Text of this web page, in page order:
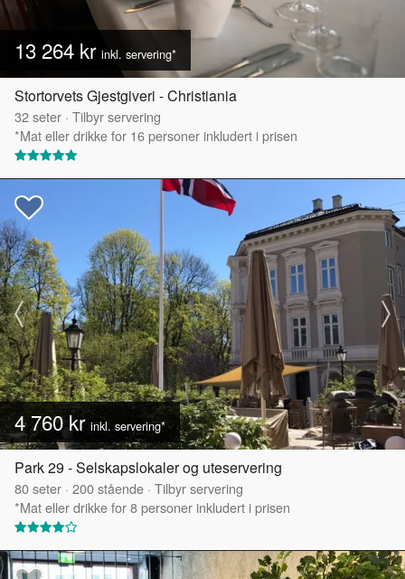
13 264 kr inkl. servering*
Stortorvets Gjestgiveri - Christiania
32seter · Tilbyr servering
*Mat eller drikke for 16 personer inkludert i prisen
4 760 krinkl. servering*
Park 29 - Selskapslokaler og uteservering
80seter · 200stående · Tilbyr servering
*Mat eller drikke for 8 personer inkludert i prisen